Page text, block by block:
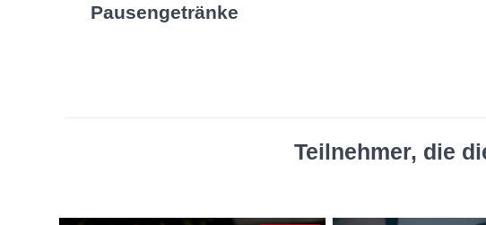
Pausengetränke
Teilnehmer, die